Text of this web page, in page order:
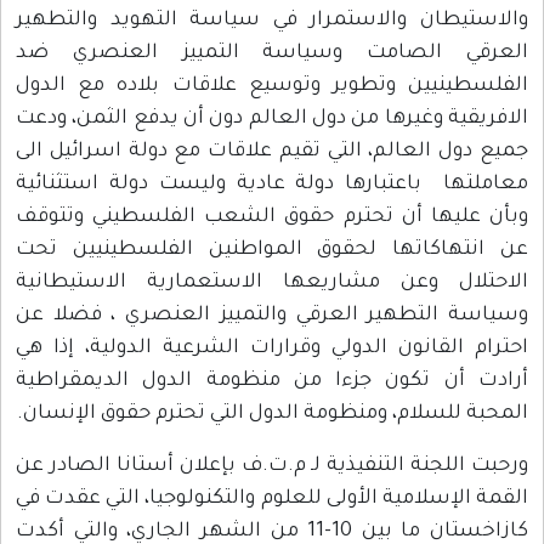
والاستيطان والاستمرار في سياسة التهويد والتطهير
العرقي الصامت وسياسة التمييز العنصري ضد
الفلسطينيين وتطوير وتوسيع علاقات بلاده مع الدول
الافريقية وغيرها من دول العالم دون أن يدفع الثمن، ودعت
جميع دول العالم، التي تقيم علاقات مع دولة اسرائيل الى
معاملتها باعتبارها دولة عادية وليست دولة استثنائية
وبأن عليها أن تحترم حقوق الشعب الفلسطيني وتتوقف
عن انتهاكاتها لحقوق المواطنين الفلسطينيين تحت
الاحتلال وعن مشاريعها الاستعمارية الاستيطانية
وسياسة التطهير العرقي والتمييز العنصري ، فضلا عن
احترام القانون الدولي وقرارات الشرعية الدولية، إذا هي
أرادت أن تكون جزءا من منظومة الدول الديمقراطية
المحبة للسلام، ومنظومة الدول التي تحترم حقوق الإنسان.
ورحبت اللجنة التنفيذية لـ م.ت.ف بإعلان أستانا الصادر عن
القمة الإسلامية الأولى للعلوم والتكنولوجيا، التي عقدت في
كازاخستان ما بين 10-11 من الشهر الجاري، والتي أكدت